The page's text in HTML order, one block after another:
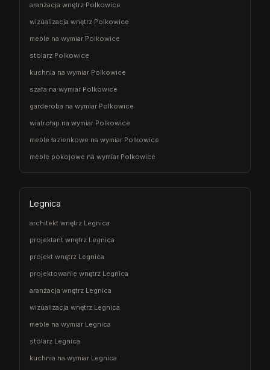
aranżacja wnętrz Polkowice
wizualizacja wnętrz Polkowice
meble na wymiar Polkowice
stolarz Polkowice
kuchnia na wymiar Polkowice
szafa na wymiar Polkowice
garderoba na wymiar Polkowice
wiatrołap na wymiar Polkowice
meble łazienkowe na wymiar Polkowice
meble pokojowe na wymiar Polkowice
Legnica
architekt wnętrz Legnica
projektant wnętrz Legnica
projekt wnętrz Legnica
projektowanie wnętrz Legnica
aranżacja wnętrz Legnica
wizualizacja wnętrz Legnica
meble na wymiar Legnica
stolarz Legnica
kuchnia na wymiar Legnica